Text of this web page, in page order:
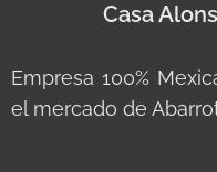
Casa
Empresa 100%
el mercado de